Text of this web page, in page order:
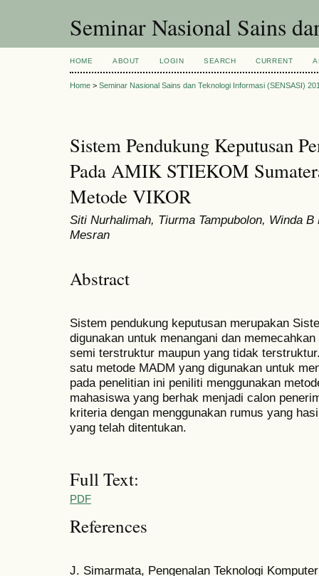
Seminar Nasional Sains
HOME ABOUT LOGIN SEARCH CURRENT
Home > Seminar Nasional Sains dan Teknologi Informasi (SENSASI)
Sistem Pendukung Keputusan
Pada AMIK STIEKOM
Metode VIKOR
Siti Nurhalimah, Tiurma Tampubolon, Winda
Mesran
Abstract
Sistem pendukung keputusan merupakan
digunakan untuk menangani dan
semi terstruktur maupun yang tidak
satu metode MADM yang digunakan untuk
pada penelitian ini peniliti menggunakan
mahasiswa yang berhak menjadi calon
kriteria dengan menggunakan rumus yang
yang telah ditentukan.
Full Text:
PDF
References
J. Simarmata, Pengenalan Teknologi